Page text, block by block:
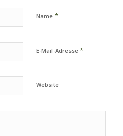
Name *
E-Mail-Adresse *
Website